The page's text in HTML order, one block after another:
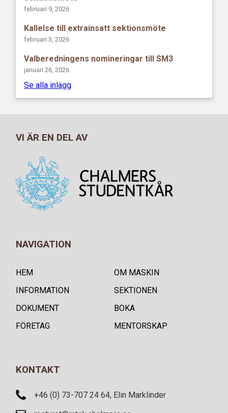
februari 9, 2026
Kallelse till extrainsatt sektionsmöte
februari 3, 2026
Valberedningens nomineringar till SM3
januari 26, 2026
Se alla inlägg
VI ÄR EN DEL AV
NAVIGATION
HEM
OM MASKIN
INFORMATION
SEKTIONEN
DOKUMENT
BOKA
FÖRETAG
MENTORSKAP
KONTAKT
+46 (0) 73-707 24 64, Elin Marklinder